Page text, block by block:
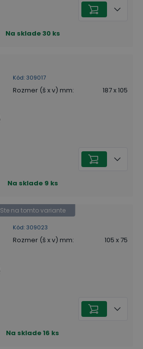
Na sklade30 ks
Kód: 309017
Rozmer (š x v) mm: 187 x 105
Na sklade 9 ks
Kód: 309023
Ste na tomto variante
Rozmer (š x v) mm: 105 x 75
Na sklade16 ks